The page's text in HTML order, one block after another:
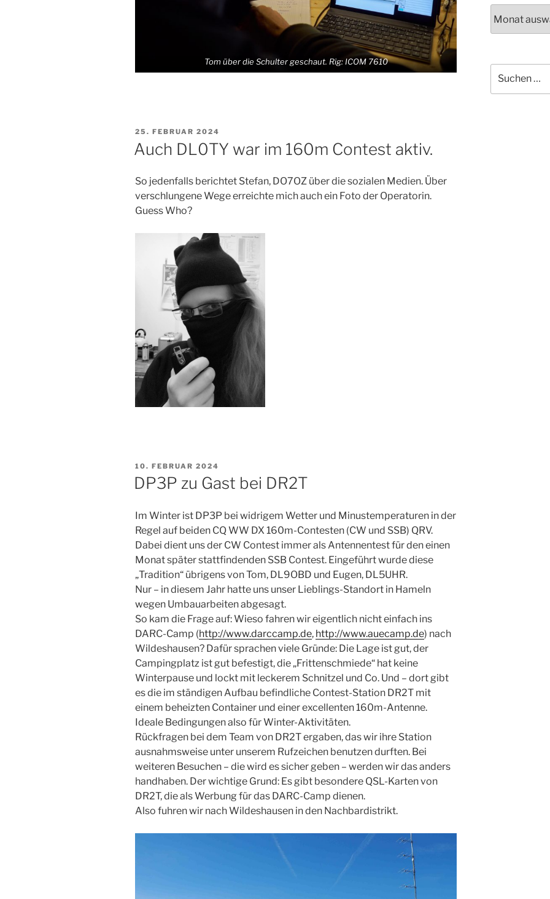
Tom über die Schulter geschaut. Rig: ICOM 7610
VERÖFFENTLICHT
AM
25. FEBRUAR 2024
Auch DL0TY war im 160m Contest aktiv.
So jedenfalls berichtet Stefan, DO7OZ über die sozialen Medien. Über
verschlungene Wege erreichte mich auch ein Foto der Operatorin.
Guess Who?
VERÖFFENTLICHT
AM
10. FEBRUAR 2024
DP3P zu Gast bei DR2T
Im Winter ist DP3P bei widrigem Wetter und Minustemperaturen in der
Regel auf beiden CQ WW DX 160m-Contesten (CW und SSB) QRV.
Dabei dient uns der CW Contest immer als Antennentest für den einen
Monat später stattfindenden SSB Contest. Eingeführt wurde diese
„Tradition“ übrigens von Tom, DL9OBD und Eugen, DL5UHR.
Nur – in diesem Jahr hatte uns unser Lieblings-Standort in Hameln
wegen Umbauarbeiten abgesagt.
So kam die Frage auf: Wieso fahren wir eigentlich nicht einfach ins
DARC-Camp (http://www.darccamp.de, http://www.auecamp.de) nach
Wildeshausen? Dafür sprachen viele Gründe: Die Lage ist gut, der
Campingplatz ist gut befestigt, die „Frittenschmiede“ hat keine
Winterpause und lockt mit leckerem Schnitzel und Co. Und – dort gibt
es die im ständigen Aufbau befindliche Contest-Station DR2T mit
einem beheizten Container und einer excellenten 160m-Antenne.
Ideale Bedingungen also für Winter-Aktivitäten.
Rückfragen bei dem Team von DR2T ergaben, das wir ihre Station
ausnahmsweise unter unserem Rufzeichen benutzen durften. Bei
weiteren Besuchen – die wird es sicher geben – werden wir das anders
handhaben. Der wichtige Grund: Es gibt besondere QSL-Karten von
DR2T, die als Werbung für das DARC-Camp dienen.
Also fuhren wir nach Wildeshausen in den Nachbardistrikt.
nach: